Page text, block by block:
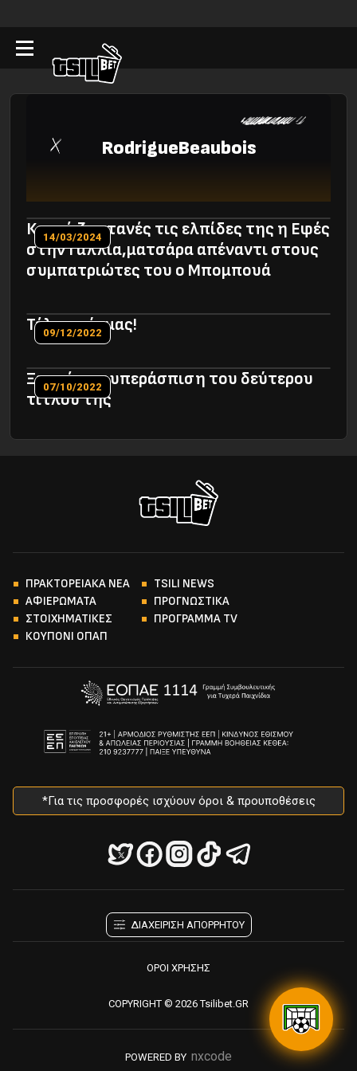
RodrigueBeaubois
Κρατά ζωντανές τις ελπίδες της η Εφές
στην Γαλλία,ματσάρα απέναντι στους
συμπατριώτες του ο Μπομπουά
14/03/2024
Τέλος φόρμας!
09/12/2022
Ξεκινά την υπεράσπιση του δεύτερου
τίτλου της
07/10/2022
ΠΡΑΚΤΟΡΕΙΑΚΑ ΝΕΑ
TSILI NEWS
ΑΦΙΕΡΩΜΑΤΑ
ΠΡΟΓΝΩΣΤΙΚΑ
ΣΤΟΙΧΗΜΑΤΙΚΕΣ
ΠΡΟΓΡΑΜΜΑ TV
ΚΟΥΠΟΝΙ ΟΠΑΠ
*Για τις προσφορές ισχύουν όροι & προυποθέσεις
ΔΙΑΧΕΙΡΙΣΗ ΑΠΟΡΡΗΤΟΥ
ΟΡΟΙ ΧΡΗΣΗΣ
POWERED BY nxcode
COPYRIGHT © 2026 Tsilibet.GR